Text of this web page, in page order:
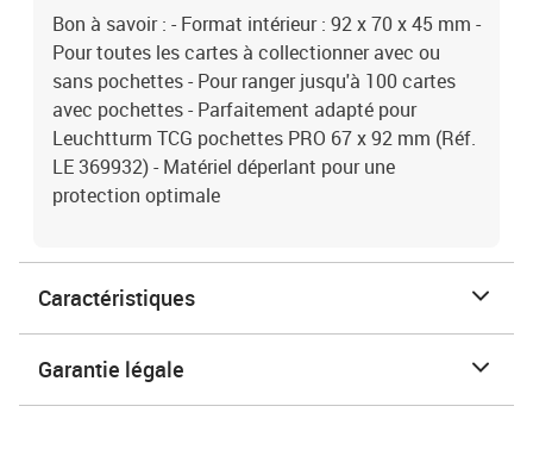
Bon à savoir : - Format intérieur : 92 x 70 x 45 mm -
Pour toutes les cartes à collectionner avec ou
sans pochettes - Pour ranger jusqu'à 100 cartes
avec pochettes - Parfaitement adapté pour
Leuchtturm TCG pochettes PRO 67 x 92 mm (Réf.
LE 369932) - Matériel déperlant pour une
protection optimale
Caractéristiques
Garantie légale